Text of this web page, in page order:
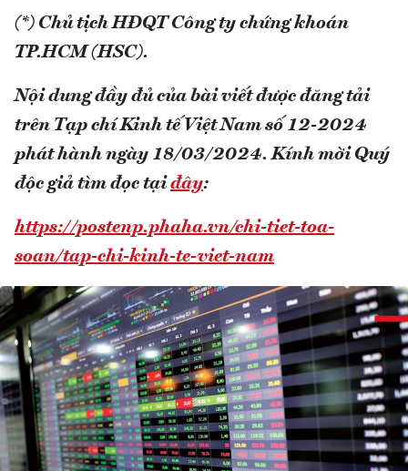
(*) Chủ tịch HĐQT Công ty chứng khoán
TP.HCM (HSC).
Nội dung đầy đủ của bài viết được đăng tải
trên Tạp chí Kinh tế Việt Nam số 12-2024
phát hành ngày 18/03/2024. Kính mời Quý
độc giả tìm đọc tại đây:
https://postenp.phaha.vn/chi-tiet-toa-
soan/tap-chi-kinh-te-viet-nam